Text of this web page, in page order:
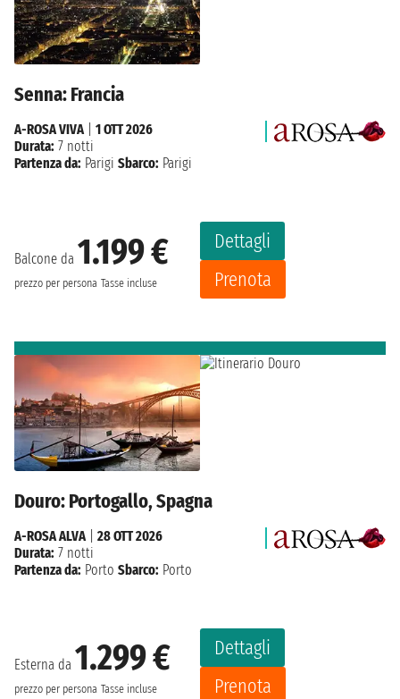
Senna: Francia
Balcone da 1.199 €
prezzo per persona Tasse incluse
Dettagli
Prenota
A-ROSA VIVA| 1 OTT 2026
Durata: 7 notti
Partenza da: Parigi Sbarco: Parigi
Douro: Portogallo, Spagna
Esterna da 1.299 €
prezzo per persona Tasse incluse
Dettagli
Prenota
A-ROSA ALVA
28 OTT 2026
Durata: 7 notti
Partenza da: Porto Sbarco: Porto